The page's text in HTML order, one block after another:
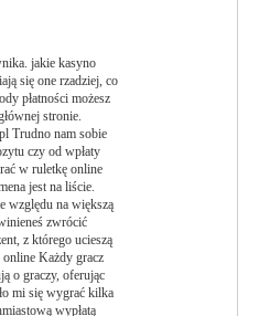
jakie kasyno
się one rzadziej, co
płatności możesz
stronie.
Trudno nam sobie
czy od wpłaty
w ruletkę online
jest na liście.
względu na większą
zwrócić
z którego ucieszą
Każdy gracz
o graczy, oferując
mi się wygrać kilka
wypłatą